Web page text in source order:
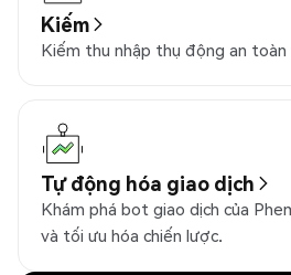
Kiếm
Kiếm thu nhập thụ động an
Tự động hóa giao dịch
Khám phá bot giao dịch của
và tối ưu hóa chiến lược.